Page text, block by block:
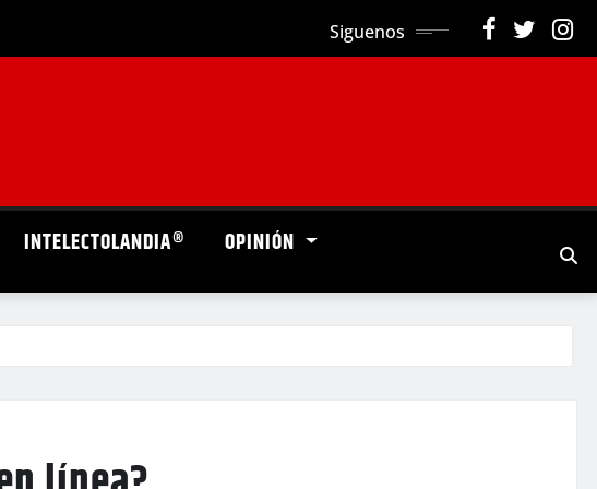
Siguenos
INTELECTOLANDIA® OPINIÓN